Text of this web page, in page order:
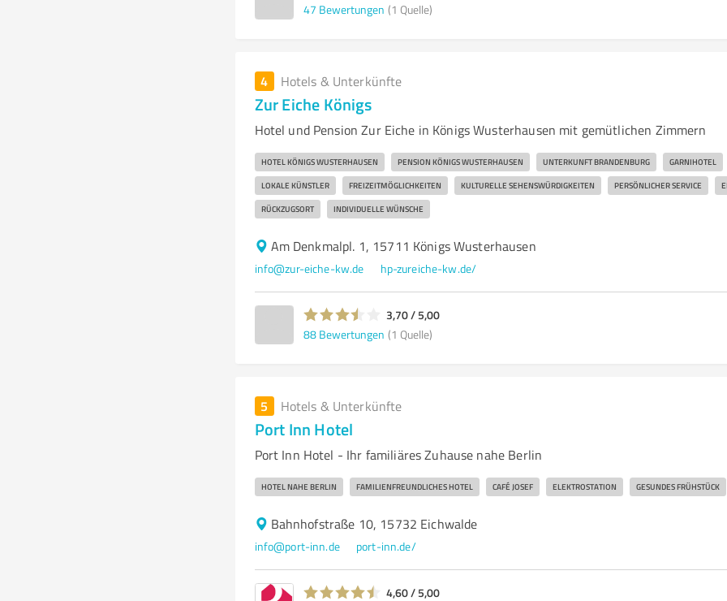
47 Bewertungen (1 Quelle)
4 Hotels & Unterkünfte
Zur Eiche Königs
Hotel und Pension Zur Eiche in Königs Wusterhausen mit gemütlichen Zimmern
HOTEL KÖNIGS WUSTERHAUSEN PENSION KÖNIGS WUSTERHAUSEN UNTERKUNFT BRANDENBURG GARNIHOTEL
LOKALE KÜNSTLER FREIZEITMÖGLICHKEITEN KULTURELLE SEHENSWÜRDIGKEITEN PERSÖNLICHER SERVICE
RÜCKZUGSORT INDIVIDUELLE WÜNSCHE
Am Denkmalpl. 1, 15711 Königs Wusterhausen
info@zur-eiche-kw.de hp-zureiche-kw.de/
3,70 / 5,00
88 Bewertungen (1 Quelle)
5 Hotels & Unterkünfte
Port Inn Hotel
Port Inn Hotel - Ihr familiäres Zuhause nahe Berlin
HOTEL NAHE BERLIN FAMILIENFREUNDLICHES HOTEL CAFÉ JOSEF ELEKTROSTATION GESUNDES FRÜHSTÜCK
Bahnhofstraße 10, 15732 Eichwalde
info@port-inn.de port-inn.de/
4,60 / 5,00